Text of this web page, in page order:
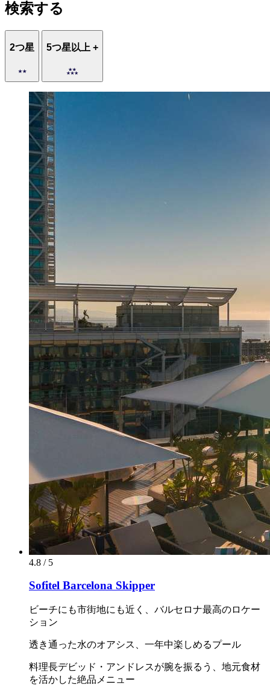
検索する
2つ星 5つ星以上 +
4.8 / 5
Sofitel Barcelona Skipper
ビーチにも市街地にも近く、バルセロナ最高のロケー
ション
透き通った水のオアシス、一年中楽しめるプール
料理長デビッド・アンドレスが腕を振るう、地元食材
を活かした絶品メニュー